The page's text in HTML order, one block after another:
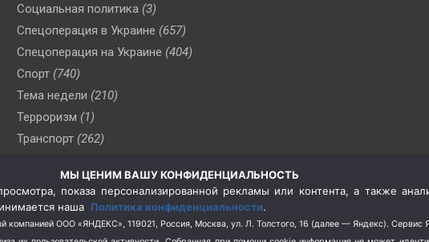
Социальная политика (3)
Спецоперация в Украине (657)
Спецоперация на Украине (404)
Спорт (740)
Тема недели (210)
Терроризм (1)
Транспорт (262)
(76)
Цены (2)
Школа и спорт (2)
МЫ ЦЕНИМ ВАШУ КОНФИДЕНЦИАЛЬНОСТЬ
показа персонализированной рекламы или контента, а также
наша Политика конфиденциальности.
компанией ООО «ЯНДЕКС», 119021, Россия, Москва, ул. Л. Толстого, 16 (далее — Яндекс).